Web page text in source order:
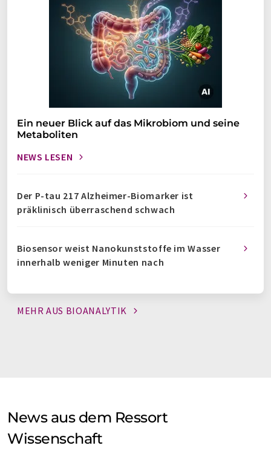
Ein neuer Blick auf das Mikrobiom und seine
Metaboliten
NEWS LESEN
Der P-tau 217 Alzheimer-Biomarker ist
präklinisch überraschend schwach
Biosensor weist Nanokunststoffe im Wasser
innerhalb weniger Minuten nach
MEHR AUS BIOANALYTIK
News aus dem Ressort
Wissenschaft